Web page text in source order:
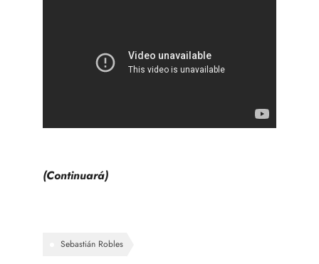
(Continuará)
Sebastián Robles